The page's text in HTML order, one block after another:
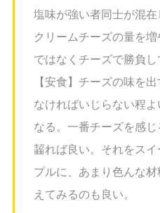
塩味が強い者同士が混
クリームチーズの量を
ではなくチーズで勝負し
【安食】チーズの味を
なければいじらない程
なる。一番チーズを感
齧れば良い。それをス
プルに、あまり色んな
えてみるのも良い。